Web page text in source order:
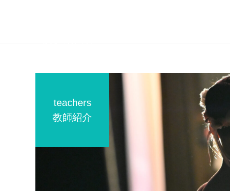
第80回全国舞踊コンクール
teachers
教師紹介